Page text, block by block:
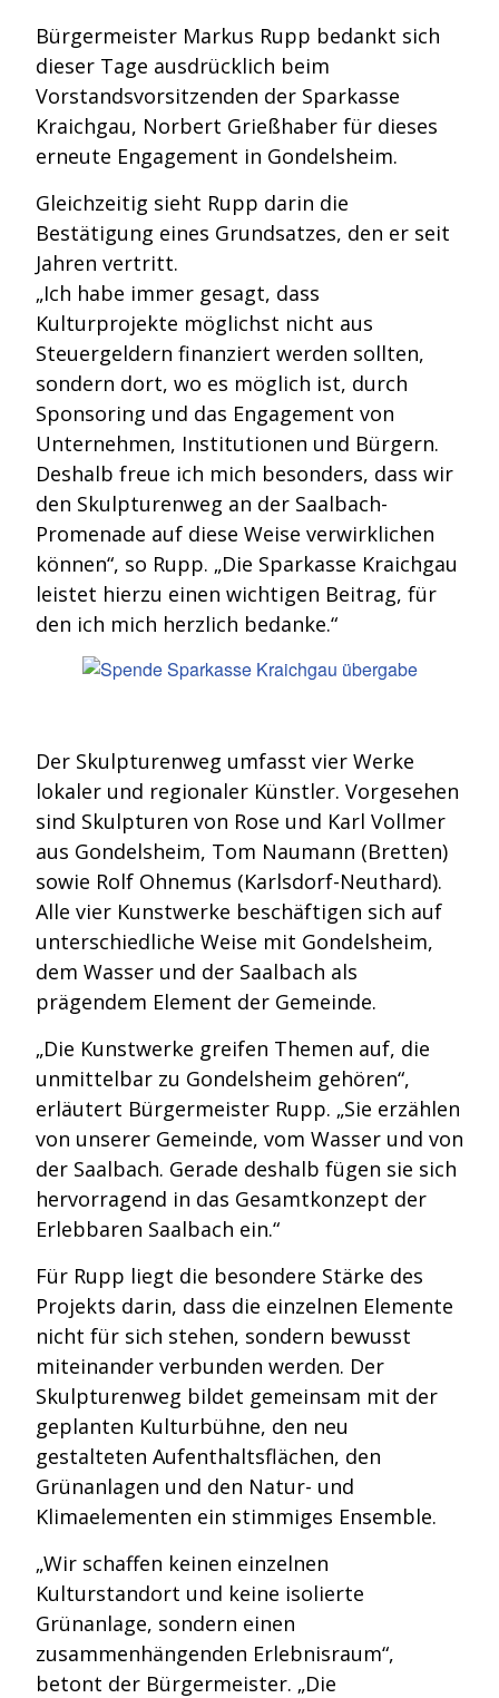
Bürgermeister Markus Rupp bedankt sich
dieser Tage ausdrücklich beim
Vorstandsvorsitzenden der Sparkasse
Kraichgau, Norbert Grießhaber für dieses
erneute Engagement in Gondelsheim.
Gleichzeitig sieht Rupp darin die
Bestätigung eines Grundsatzes, den er seit
Jahren vertritt.
„Ich habe immer gesagt, dass
Kulturprojekte möglichst nicht aus
Steuergeldern finanziert werden sollten,
sondern dort, wo es möglich ist, durch
Sponsoring und das Engagement von
Unternehmen, Institutionen und Bürgern.
Deshalb freue ich mich besonders, dass wir
den Skulpturenweg an der Saalbach-
Promenade auf diese Weise verwirklichen
können“, so Rupp. „Die Sparkasse Kraichgau
leistet hierzu einen wichtigen Beitrag, für
den ich mich herzlich bedanke.“
Der Skulpturenweg umfasst vier Werke
lokaler und regionaler Künstler. Vorgesehen
sind Skulpturen von Rose und Karl Vollmer
aus Gondelsheim, Tom Naumann (Bretten)
sowie Rolf Ohnemus (Karlsdorf-Neuthard).
Alle vier Kunstwerke beschäftigen sich auf
unterschiedliche Weise mit Gondelsheim,
dem Wasser und der Saalbach als
prägendem Element der Gemeinde.
„Die Kunstwerke greifen Themen auf, die
unmittelbar zu Gondelsheim gehören“,
erläutert Bürgermeister Rupp. „Sie erzählen
von unserer Gemeinde, vom Wasser und von
der Saalbach. Gerade deshalb fügen sie sich
hervorragend in das Gesamtkonzept der
Erlebbaren Saalbach ein.“
Für Rupp liegt die besondere Stärke des
Projekts darin, dass die einzelnen Elemente
nicht für sich stehen, sondern bewusst
miteinander verbunden werden. Der
Skulpturenweg bildet gemeinsam mit der
geplanten Kulturbühne, den neu
gestalteten Aufenthaltsflächen, den
Grünanlagen und den Natur- und
Klimaelementen ein stimmiges Ensemble.
„Wir schaffen keinen einzelnen
Kulturstandort und keine isolierte
Grünanlage, sondern einen
zusammenhängenden Erlebnisraum“,
betont der Bürgermeister. „Die